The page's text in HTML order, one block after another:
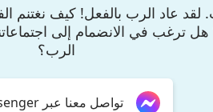
وتغيير الأشياء السلبية
هذه المرحلة من عمل الله.
خلال هذه المرحلة من عمله ولا
لقد عاد الرب بالفعل! كيف نغتنم
هل ترغب في الانضمام إلى
الرب؟
تواصل معنا عبر Messenger